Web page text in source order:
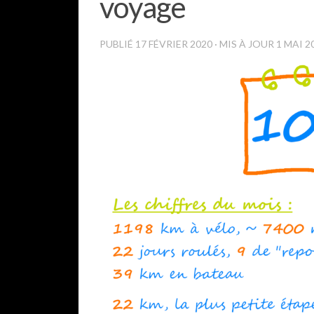
voyage
PUBLIÉ 17 FÉVRIER 2020 · MIS À JOUR 1 MAI